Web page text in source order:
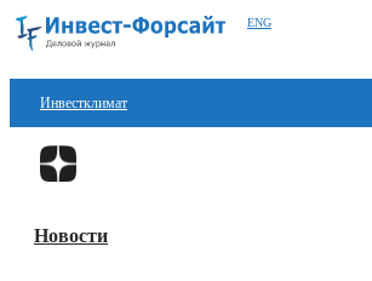
ENG
Инвестклимат
Финансы
Блокчейн
Новости